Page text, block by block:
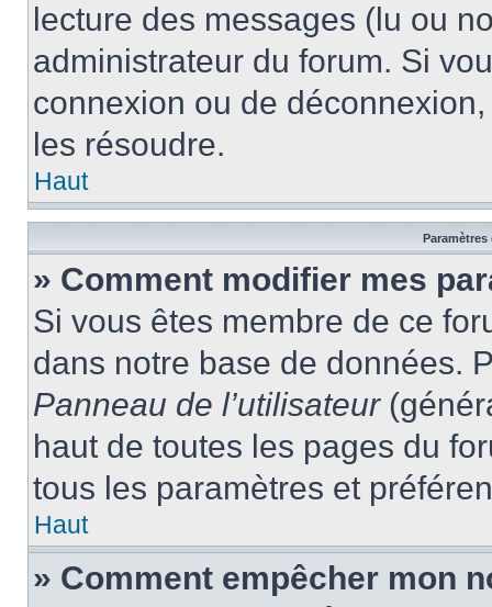
lecture des messages (lu ou
administrateur du forum. Si
connexion ou de
les résoudre.
Haut
Paramètres
» Comment modifier mes
Si vous êtes membre de ce
dans notre base de données.
Panneau de l’utilisateur
haut de toutes les pages du
tous les paramètres et
Haut
» Comment empêcher mon